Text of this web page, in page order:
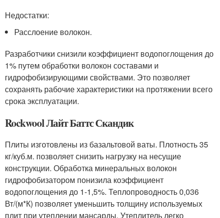
Недостатки:
Расслоение волокон.
Разработчики снизили коэффициент водопоглощения до
1% путем обработки волокон составами и
гидрофобизирующими свойствами. Это позволяет
сохранять рабочие характеристики на протяжении всего
срока эксплуатации.
Rockwool Лайт Баттс Скандик
Плиты изготовлены из базальтовой ваты. Плотность 35
кг/куб.м. позволяет снизить нагрузку на несущие
конструкции. Обработка минеральных волокон
гидрофобизатором понизила коэффициент
водопоглощения до 1-1,5%. Теплопроводность 0,036
Вт/(м*К) позволяет уменьшить толщину используемых
плит при утеплении мансарды. Утеплитель легко